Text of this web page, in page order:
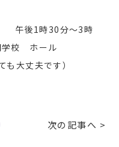
午後1時30分～3時
校 ホール
大丈夫です）
次の記事へ >